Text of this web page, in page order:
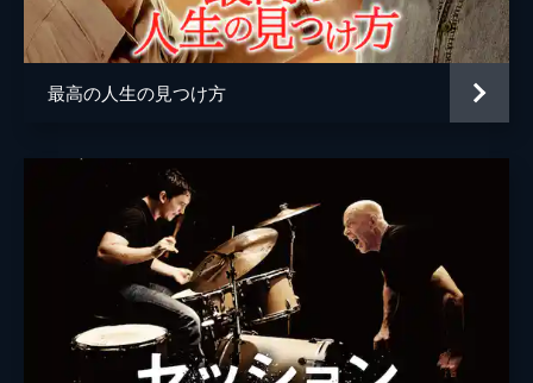
ジャド・アパトー
最高の人生の見つけ方